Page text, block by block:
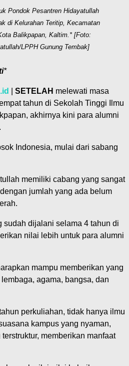
Pondok Pesantren Hidayatullah
di Kelurahan Teritip, Kecamatan
Balikpapan, Kaltim.* [Foto:
LPPH Gunung Tembak]
*
SETELAH melewati masa
tahun di Sekolah Tinggi Ilmu
akhirnya kini para alumni
Indonesia, mulai dari sabang
memiliki cabang yang sangat
jumlah yang ada belum
sudah dijalani selama 4 tahun di
nilai lebih untuk para alumni
mampu memberikan yang
agama, bangsa, dan
perkuliahan, tidak hanya ilmu
kampus yang nyaman,
memberikan manfaat